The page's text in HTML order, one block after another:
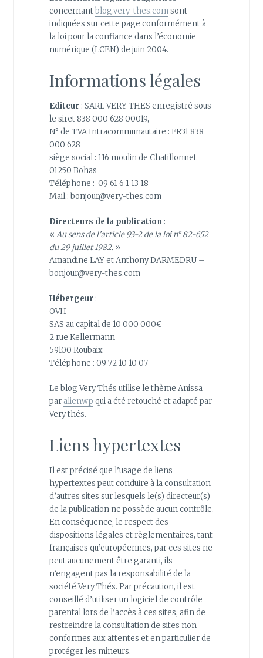
concernantblog.very-thes.comsont
indiquées sur cette page conformément à
la loi pour la confiance dans l’économie
numérique (LCEN) de juin 2004.
Informations légales
Editeur : SARL VERY THES enregistré sous
le siret 838 000 628 00019,
N° de TVA Intracommunautaire : FR31 838
000 628
siège social : 116 moulin de Chatillonnet
01250 Bohas
Téléphone : 09 61 6 1 13 18
Mail : bonjour@very-thes.com
Directeurs de la publication:
« Au sens de l’article 93-2 de la loi n° 82-652
du 29 juillet 1982.»
Amandine LAY et Anthony DARMEDRU –
bonjour@very-thes.com
Hébergeur :
OVH
SAS au capital de 10 000 000€
2 rue Kellermann
59100 Roubaix
Téléphone : 09 72 10 10 07
Le blog Very Thés utilise le thème Anissa
par alienwp qui a été retouché et adapté par
Very thés.
Liens hypertextes
Il est précisé que l’usage de liens
hypertextes peut conduire à la consultation
d’autres sites sur lesquels le(s) directeur(s)
de la publication ne possède aucun contrôle.
En conséquence, le respect des
dispositions légales et règlementaires, tant
françaises qu’européennes, par ces sites ne
peut aucunement être garanti, ils
n’engagent pas la responsabilité de la
société Very Thés. Par précaution, il est
conseillé d’utiliser un logiciel de contrôle
parental lors de l’accès à ces sites, afin de
restreindre la consultation de sites non
conformes aux attentes et en particulier de
protéger les mineurs.